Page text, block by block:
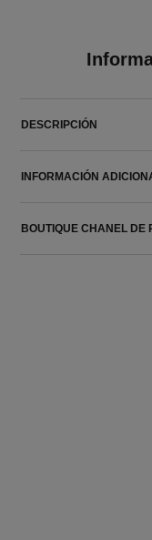
DESCRIPCIÓN
INFORMACIÓN
BOUTIQUE CHANEL DE